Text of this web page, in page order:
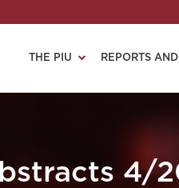
THE PIU REPORTS
4/